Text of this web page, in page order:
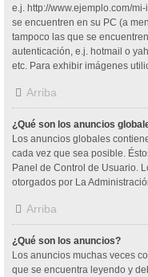
e.j. http://www.ejemplo.com/
se encuentren en su PC (a
tampoco las que se
autenticación, e.j. hotmail o
etc. Para exhibir imágenes
Arriba
¿Qué son los anuncios
Los anuncios globales
cada vez que sea posible.
Panel de Control de Usuario.
otorgados por La
Arriba
¿Qué son los anuncios?
Los anuncios muchas veces
que se encuentra leyendo y